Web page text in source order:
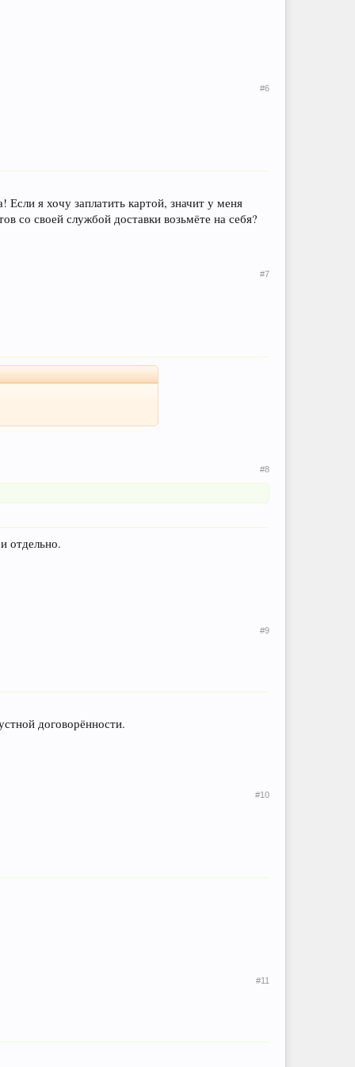
#6
я хочу заплатить картой, значит у меня
со своей службой доставки возьмёте на себя?
#7
#8
отдельно.
#9
договорённости.
#10
#11